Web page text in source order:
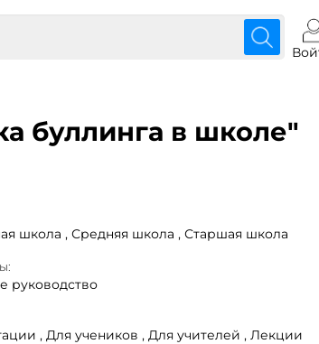
буллинга в школе"
школа , Средняя школа , Старшая школа
руководство
, Для учеников , Для учителей , Лекции